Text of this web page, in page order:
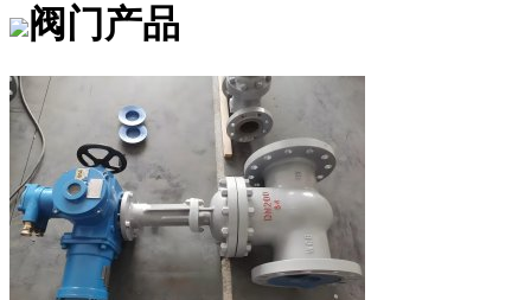
阀门产品